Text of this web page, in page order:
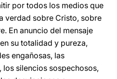
por todos los medios que
verdad sobre Cristo, sobre
En anuncio del mensaje
su totalidad y pureza,
engañosas, las
silencios sospechosos,